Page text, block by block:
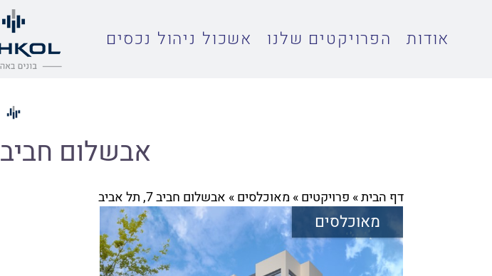
אודות הפרויקטים שלנו אשכול ניהול נכסים
אבשלום חביב 7, תל אביב
דף הבית» פרויקטים» מאוכלסים» אבשלום חביב 7, תל אביב
מאוכלסים